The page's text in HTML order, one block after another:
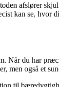
afslører
kan se,
du har
men også et
til